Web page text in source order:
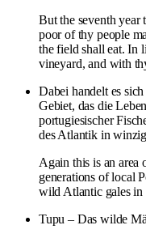
But the seventh year
poor of thy people
the field shall eat. In
vineyard, and with
Dabei handelt es
Gebiet, das die
portugiesischer
des Atlantik in
Again this is an area
generations of local
wild Atlantic gales in
Tupu – Das wilde